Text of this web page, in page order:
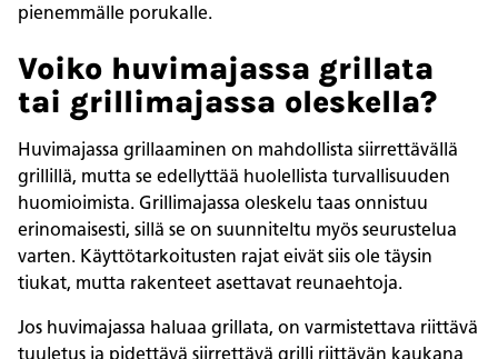
pienemmälle porukalle.
Voiko huvimajassa grillata
tai grillimajassa oleskella?
Huvimajassa grillaaminen on mahdollista siirrettävällä
grillillä, mutta se edellyttää huolellista turvallisuuden
huomioimista. Grillimajassa oleskelu taas onnistuu
erinomaisesti, sillä se on suunniteltu myös seurustelua
varten. Käyttötarkoitusten rajat eivät siis ole täysin
tiukat, mutta rakenteet asettavat reunaehtoja.
Jos huvimajassa haluaa grillata, on varmistettava riittävä
tuuletus ja pidettävä siirrettävä grilli riittävän kaukana